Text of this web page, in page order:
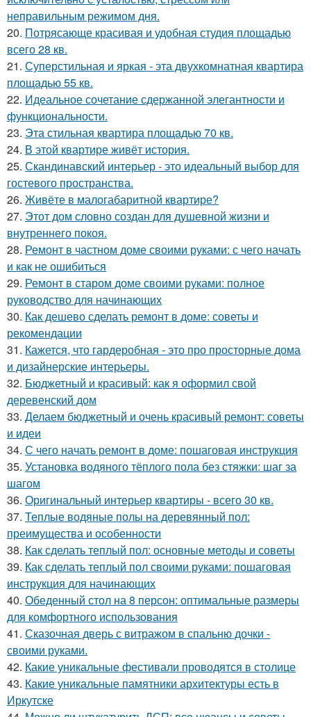
неправильным режимом дня.
20. Потрясающе красивая и удобная студия площадью
всего 28 кв.
21. Суперстильная и яркая - эта двухкомнатная квартира
площадью 55 кв.
22. Идеальное сочетание сдержанной элегантности и
функциональности.
23. Эта стильная квартира площадью 70 кв.
24. В этой квартире живёт история.
25. Скандинавский интерьер - это идеальный выбор для
гостевого пространства.
26. Живёте в малогабаритной квартире?
27. Этот дом словно создан для душевной жизни и
внутреннего покоя.
28. Ремонт в частном доме своими руками: с чего начать
и как не ошибиться
29. Ремонт в старом доме своими руками: полное
руководство для начинающих
30. Как дешево сделать ремонт в доме: советы и
рекомендации
31. Кажется, что гардеробная - это про просторные дома
и дизайнерские интерьеры.
32. Бюджетный и красивый: как я оформил свой
деревенский дом
33. Делаем бюджетный и очень красивый ремонт: советы
и идеи
34. С чего начать ремонт в доме: пошаговая инструкция
35. Установка водяного тёплого пола без стяжки: шаг за
шагом
36. Оригинальный интерьер квартиры - всего 30 кв.
37. Теплые водяные полы на деревянный пол:
преимущества и особенности
38. Как сделать теплый пол: основные методы и советы
39. Как сделать теплый пол своими руками: пошаговая
инструкция для начинающих
40. Обеденный стол на 8 персон: оптимальные размеры
для комфортного использования
41. Сказочная дверь с витражом в спальню дочки -
своими руками.
42. Какие уникальные фестивали проводятся в столице
43. Какие уникальные памятники архитектуры есть в
Иркутске